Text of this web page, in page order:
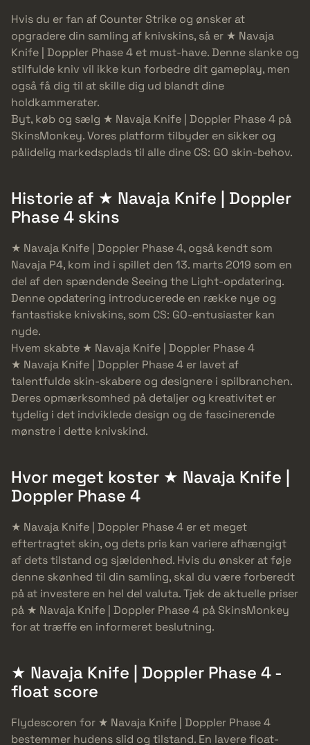
Hvis du er fan af Counter Strike og ønsker at
opgradere din samling af knivskins, så er ★ Navaja
Knife | Doppler Phase 4 et must-have. Denne slanke og
stilfulde kniv vil ikke kun forbedre dit gameplay, men
også få dig til at skille dig ud blandt dine
holdkammerater.
Byt, køb og sælg ★ Navaja Knife | Doppler Phase 4 på
SkinsMonkey. Vores platform tilbyder en sikker og
pålidelig markedsplads til alle dine CS: GO skin-behov.
Historie af ★ Navaja Knife | Doppler
Phase 4 skins
★ Navaja Knife | Doppler Phase 4, også kendt som
Navaja P4, kom ind i spillet den 13. marts 2019 som en
del af den spændende Seeing the Light-opdatering.
Denne opdatering introducerede en række nye og
fantastiske knivskins, som CS: GO-entusiaster kan
nyde.
Hvem skabte ★ Navaja Knife | Doppler Phase 4
★ Navaja Knife | Doppler Phase 4 er lavet af
talentfulde skin-skabere og designere i spilbranchen.
Deres opmærksomhed på detaljer og kreativitet er
tydelig i det indviklede design og de fascinerende
mønstre i dette knivskind.
Hvor meget koster ★ Navaja Knife |
Doppler Phase 4
★ Navaja Knife | Doppler Phase 4 er et meget
eftertragtet skin, og dets pris kan variere afhængigt
af dets tilstand og sjældenhed. Hvis du ønsker at føje
denne skønhed til din samling, skal du være forberedt
på at investere en hel del valuta. Tjek de aktuelle priser
på ★ Navaja Knife | Doppler Phase 4 på SkinsMonkey
for at træffe en informeret beslutning.
★ Navaja Knife | Doppler Phase 4 -
float score
Flydescoren for ★ Navaja Knife | Doppler Phase 4
bestemmer hudens slid og tilstand. En lavere float-